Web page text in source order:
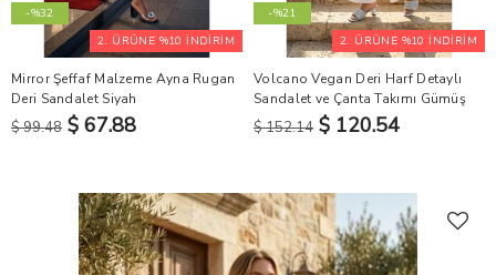
2. ÜRÜNE %10 İNDİRİM
-%32
Mirror Şeffaf Malzeme Ayna Rugan
Deri Sandalet Siyah
$ 99.48 $ 67.88
2. ÜRÜNE %10 İNDİRİM
-%21
Volcano Vegan Deri Harf Detaylı
Sandalet ve Çanta Takımı Gümüş
$ 152.14 $ 120.54